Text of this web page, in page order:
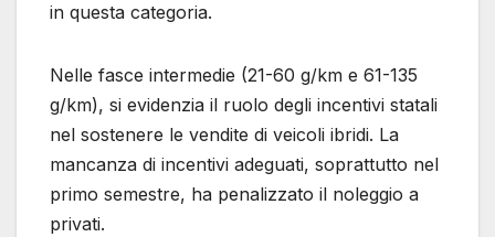
in questa categoria.
Nelle fasce intermedie (21-60 g/km e 61-135
g/km), si evidenzia il ruolo degli incentivi statali
nel sostenere le vendite di veicoli ibridi. La
mancanza di incentivi adeguati, soprattutto nel
primo semestre, ha penalizzato il noleggio a
privati.